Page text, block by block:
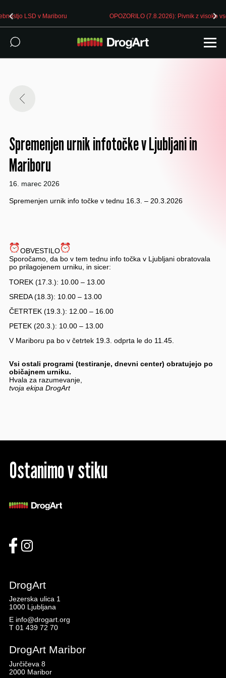
OPOZORILO (7.8.2026): Pivnik z visoko vsebnostjo LSD
Spremenjen urnik infotočke v Ljubljani in
Mariboru
16. marec 2026
Spremenjen urnik info točke v tednu 16.3. – 20.3.2026
OBVESTILO
Sporočamo, da bo v tem tednu info točka v Ljubljani obratovala
po prilagojenem urniku, in sicer:
TOREK (17.3.): 10.00 – 13.00
SREDA (18.3): 10.00 – 13.00
ČETRTEK (19.3.): 12.00 – 16.00
PETEK (20.3.): 10.00 – 13.00
V Mariboru pa bo v četrtek 19.3. odprta le do 11.45.
Vsi ostali programi (testiranje, dnevni center) obratujejo po
običajnem urniku.
Hvala za razumevanje,
tvoja ekipa DrogArt
Ostanimo v stiku
DrogArt
Jezerska ulica 1
1000 Ljubljana
E info@drogart.org
T 01 439 72 70
DrogArt Maribor
Jurčičeva 8
2000 Maribor